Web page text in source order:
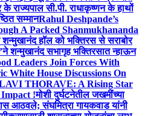
राज्यपाल सी.पी. राधाकृष्णन के हाथों
सम्मानRahul Deshpande’s
A Packed Shanmukhananda
शन्मुखानंद हॉल को भक्तिरस से सराबोर
शन्मुखानंद सभागृह भक्तिरसात न्हाऊन
Leaders Join Forces With
White House Discussions On
THORAVE: A Rising Star
!मोशी दुर्घटनेतील जखमींच्या
आठवले; संघमित्रा गायकवाड यांनी